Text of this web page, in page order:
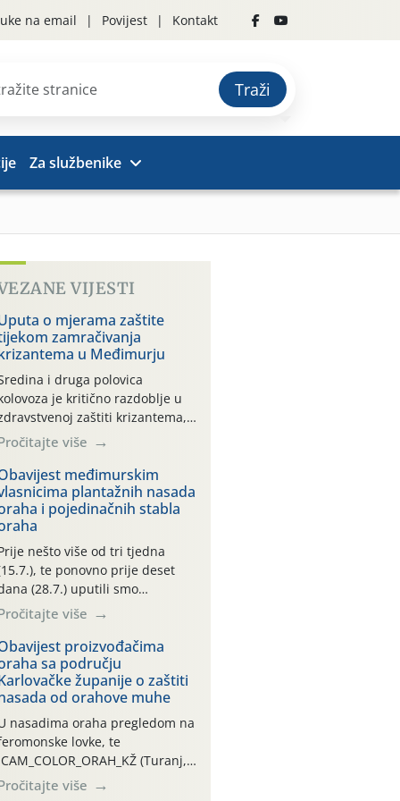
na email Povijest Kontakt
Traži
Za službenike
VIJESTI
o mjerama zaštite
zamračivanja
u Međimurju
i druga polovica
je kritično razdoblje u
zaštiti krizantema,
prije zamračivanja u proteklom
smo mjesecu tri puta upućivali
o preventivnim
zaštite krizantema od
uzročnika bolesti,
i fito-fagnih grinja (23.7.,
06.7.)! Na početku ovog
je zabilježeno je
i ekstremno vruće
razdoblje, uz
temperature […]
više
međimurskim
plantažnih nasada
i pojedinačnih stabla
nešto više od tri tjedna
te ponovno prije deset
(28.7.) uputili smo
vlasnicima plantažnih
nasada oraha i pojedinačnih
o početku leta i
potrebi usmjerenog
orahove muhe
completa)! Već
dana traje drugi
“toplinski udar”, koji
naročito izražen zadnja šest
(31.7.-05.8.), jer najviše
zraka svakodnevno
više
proizvođačima
sa području
županije o zaštiti
od orahove muhe
nasadima oraha pregledom na
lovke, te
CAM_COLOR_ORAH_KŽ (Turanj,
zabilježena je mala
više